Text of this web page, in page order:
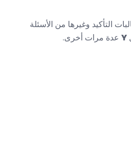
التأكيد وغيرها من الأسئلة
Y عدة مرات أخرى.